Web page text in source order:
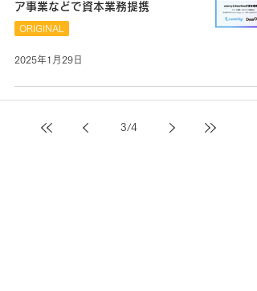
ア事業などで資本業務提携
ORIGINAL
2025年1月29日
3/4